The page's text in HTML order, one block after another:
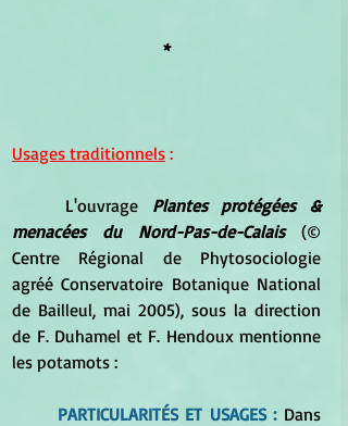
*
Usages traditionnels :
	L'ouvrage
Plantes protégées &
menacées du Nord-Pas-de-Calais (©
Centre Régional de Phytosociologie
agréé Conservatoire Botanique National
de Bailleul, mai 2005), sous la direction
de F. Duhamel et F. Hendoux mentionne
les potamots :
PARTICULARITÉS ET USAGES : Dans